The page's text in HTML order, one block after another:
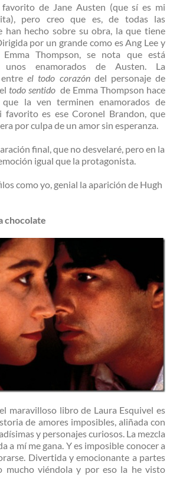
de Jane Austen (que sí es mi
pero creo que es, de todas las
han hecho sobre su obra, la que tiene
por un grande como es Ang Lee y
Thompson, se nota que está
unos enamorados de Austen. La
entreel todo corazón del personaje de
todo sentido de Emma Thompson hace
la ven terminen enamorados de
favorito es ese Coronel Brandon, que
por culpa de un amor sin esperanza.
final, que no desvelaré, pero en la
igual que la protagonista.
como yo, genial la aparición de Hugh
chocolate
maravilloso libro de Laura Esquivel es
de amores imposibles, aliñada con
y personajes curiosos. La mezcla
a mí me gana. Y es imposible conocer a
Divertida y emocionante a partes
mucho viéndola y por eso la he visto